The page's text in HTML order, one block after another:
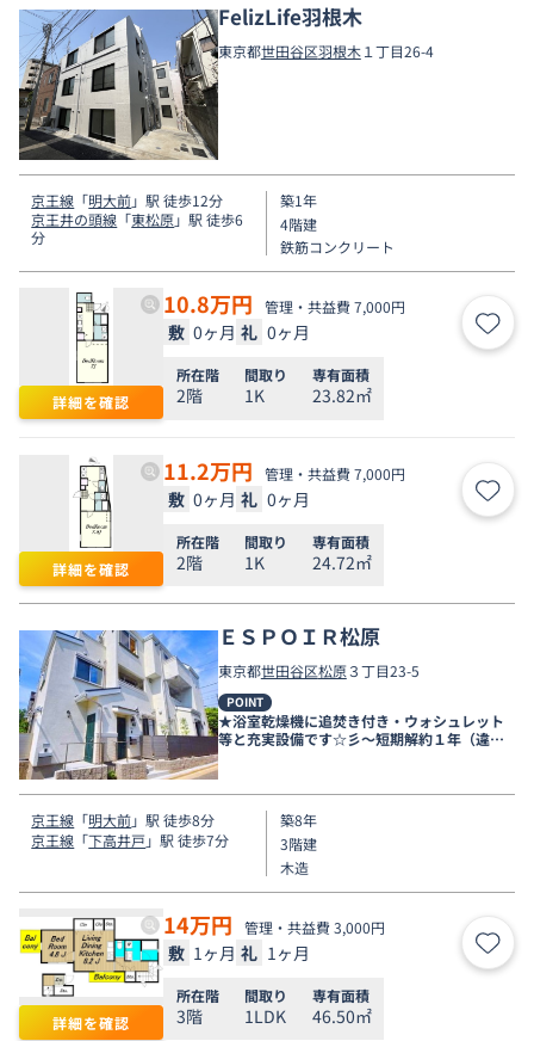
FelizLife羽根木
東京都世田谷区羽根木１丁目26-4
京王線 「明大前」駅 徒歩12分
京王井の頭線 「東松原」駅 徒歩6
分
築1年
4階建
鉄筋コンクリート
詳細を確認
10.8万円 管理・共益費 7,000円
敷 0ヶ月 礼 0ヶ月 お気
所在階
2階
間取り
1K
専有面積
23.82㎡
詳細を確認
11.2万円 管理・共益費 7,000円
敷 0ヶ月 礼 0ヶ月 お気
所在階
2階
間取り
1K
専有面積
24.72㎡
ＥＳＰＯＩＲ松原
東京都世田谷区松原３丁目23-5
POINT
★浴室乾燥機に追焚き付き・ウォシュレット
等と充実設備です☆彡～短期解約１年（違約
金賃料等の１ヶ月分～☆浴室乾燥機に追焚き
付き・ウォシュレット等と充実設備ですね☆
京王線 「明大前」駅 徒歩8分
京王線 「下高井戸」駅 徒歩7分
築8年
3階建
木造
詳細を確認
14万円 管理・共益費 3,000円
敷 1ヶ月 礼 1ヶ月 お気
所在階
3階
間取り
1LDK
専有面積
46.50㎡